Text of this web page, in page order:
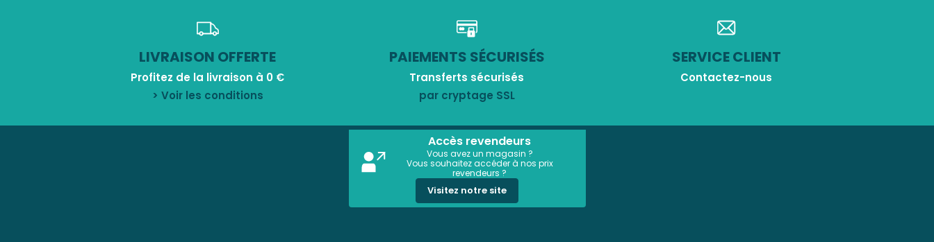
LIVRAISON OFFERTE
Profitez de la livraison à 0 €
> Voir les conditions
PAIEMENTS SÉCURISÉS
Transferts sécurisés
par cryptage SSL
SERVICE CLIENT
Contactez-nous
Accès revendeurs
Vous avez un magasin ?
Vous souhaitez accéder à nos prix
revendeurs ?
Visitez notre site